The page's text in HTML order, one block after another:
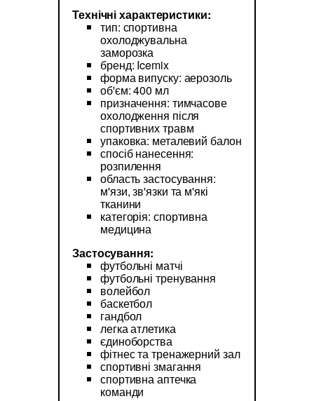
Технічні характеристики:
тип: спортивна
охолоджувальна
заморозка
бренд: Icemix
форма випуску: аерозоль
об'єм: 400 мл
призначення: тимчасове
охолодження після
спортивних травм
упаковка: металевий балон
спосіб нанесення:
розпилення
область застосування:
м'язи, зв'язки та м'які
тканини
категорія: спортивна
медицина
Застосування:
футбольні матчі
футбольні тренування
волейбол
баскетбол
гандбол
легка атлетика
єдиноборства
фітнес та тренажерний зал
спортивні змагання
спортивна аптечка
команди